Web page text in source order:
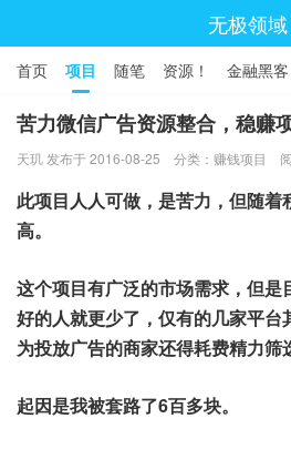
无极领域
首页 项目 随笔 资源！ 金融黑客
苦力微信广告资源整合，稳赚
天玑 发布于 2016-08-25 分类： 赚钱项目
此项目人人可做，是苦力，但随着
高。
这个项目有广泛的市场需求，但是
好的人就更少了，仅有的几家平台
为投放广告的商家还得耗费精力筛
起因是我被套路了6百多块。